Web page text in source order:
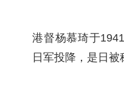
港督杨慕琦于
日军投降，是日被